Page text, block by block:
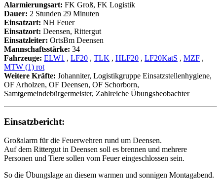
Alarmierungsart: FK Groß, FK Logistik
Dauer: 2 Stunden 29 Minuten
Einsatzart: NH Feuer
Einsatzort: Deensen, Rittergut
Einsatzleiter: OrtsBm Deensen
Mannschaftsstärke: 34
Fahrzeuge: ELW1 , LF20 , TLK , HLF20 , LF20KatS , MZF ,
MTW (1) rot
Weitere Kräfte: Johanniter, Logistikgruppe Einsatzstellenhygiene,
OF Arholzen, OF Deensen, OF Schorborn,
Samtgemeindebürgermeister, Zahlreiche Übungsbeobachter
Einsatzbericht:
Großalarm für die Feuerwehren rund um Deensen.
Auf dem Rittergut in Deensen soll es brennen und mehrere
Personen und Tiere sollen vom Feuer eingeschlossen sein.
So die Übungslage an diesem warmen und sonnigen Montagabend.